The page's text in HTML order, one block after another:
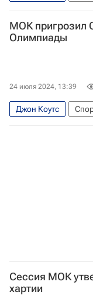
МОК пригрозил
Олимпиады
24 июля 2024, 13:39
Джон Коутс
Григорий Родченков
Сессия МОК
хартии